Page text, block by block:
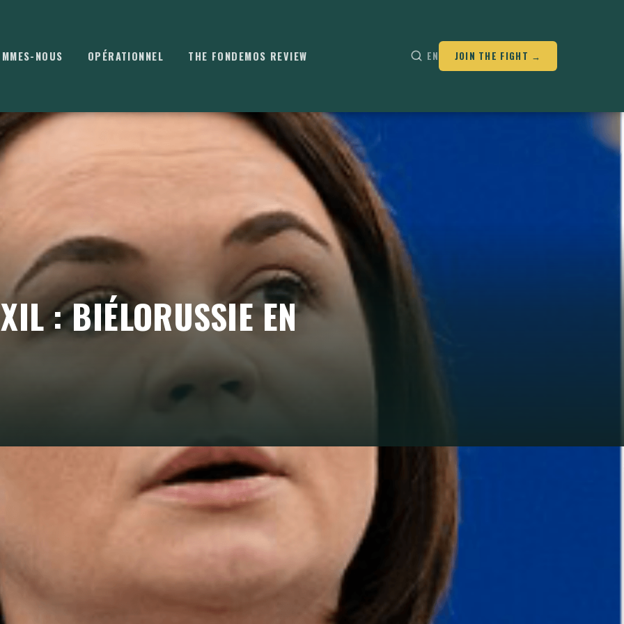
NOUS OPÉRATIONNEL THE FONDEMOS REVIEW EN JOIN THE FIGHT →
: BIÉLORUSSIE EN
tout auteur d'oppression, de torture et de
par le Parlement français souligne l'importance de